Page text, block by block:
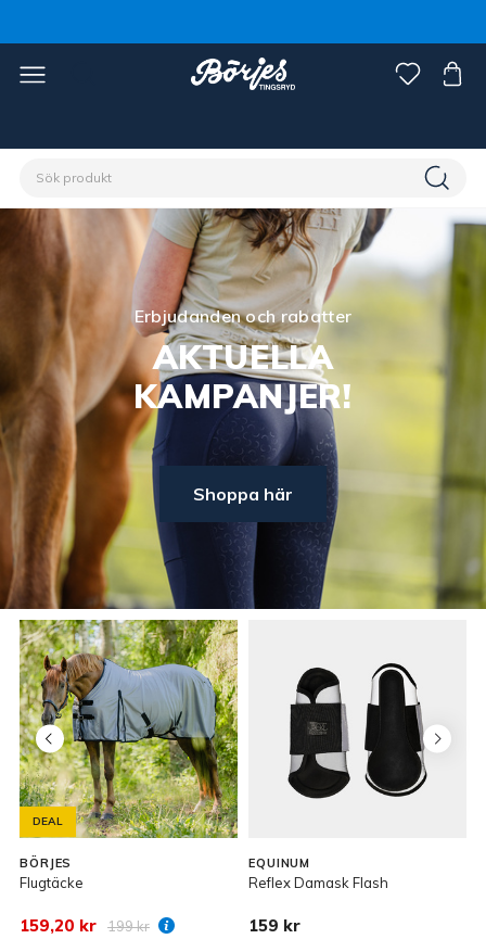
Erbjudanden och rabatter
AKTUELLA
KAMPANJER!
Shoppa här
DEAL
BÖRJES
Flugtäcke
159,20 kr 199 kr
EQUINUM
Reflex Damask Flash
159 kr